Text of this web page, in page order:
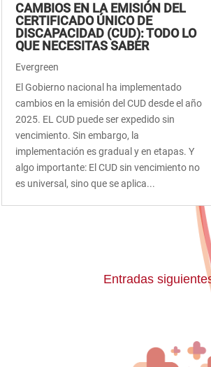
CAMBIOS EN LA EMISIÓN DEL
CERTIFICADO ÚNICO DE
DISCAPACIDAD (CUD): TODO LO
QUE NECESITAS SABER
Evergreen
El Gobierno nacional ha implementado
cambios en la emisión del CUD desde el año
2025. EL CUD puede ser expedido sin
vencimiento. Sin embargo, la
implementación es gradual y en etapas. Y
algo importante: El CUD sin vencimiento no
es universal, sino que se aplica...
Entradas